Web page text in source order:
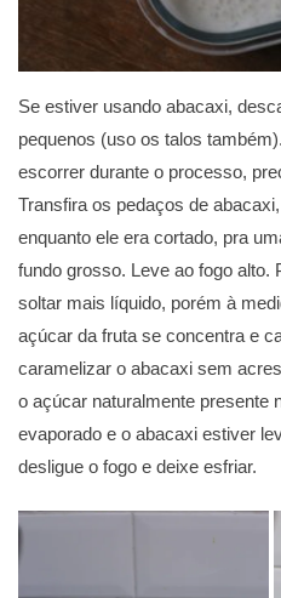
Se estiver usando abacaxi,
pequenos (uso os talos
escorrer durante o processo,
Transfira os pedaços de
enquanto ele era cortado, pra
fundo grosso. Leve ao fogo alto.
soltar mais líquido, porém à
açúcar da fruta se concentra e
caramelizar o abacaxi sem
o açúcar naturalmente presente
evaporado e o abacaxi estiver
desligue o fogo e deixe esfriar.